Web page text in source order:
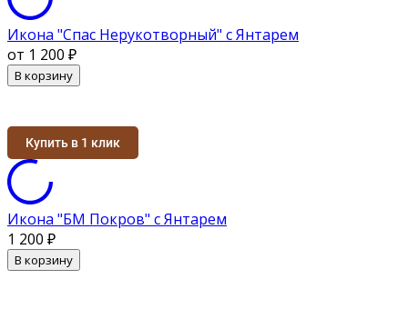
Икона "Спас Нерукотворный" с Янтарем
от 1 200 ₽
В корзину
Купить в 1 клик
Икона "БМ Покров" с Янтарем
1 200 ₽
В корзину